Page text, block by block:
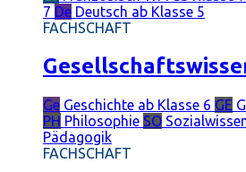
7 De Deutsch ab Klasse 5
FACHSCHAFT
Ge Geschichte ab Klasse 6 GE
PH Philosophie SO
Pädagogik
FACHSCHAFT